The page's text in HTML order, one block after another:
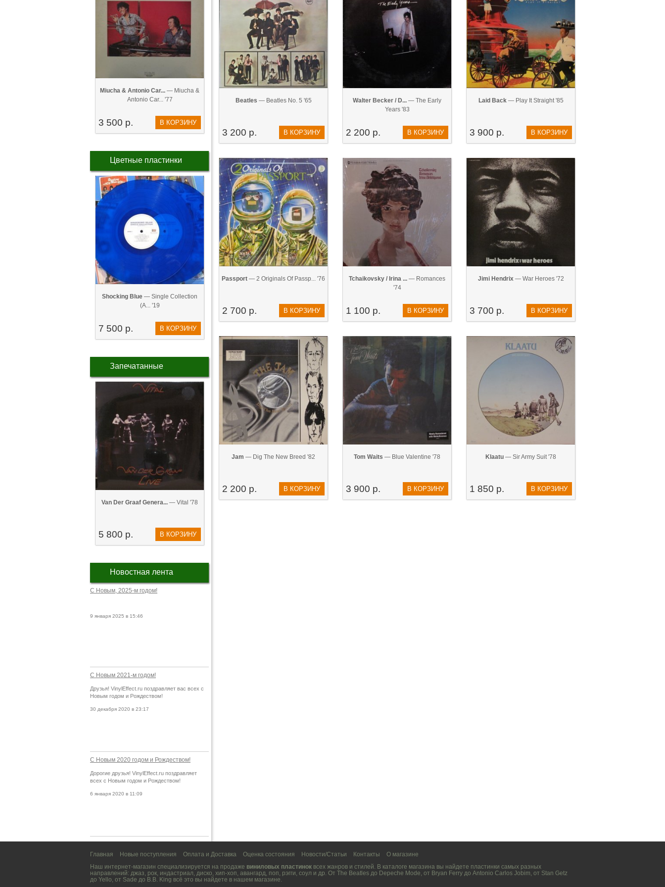
Miucha & Antonio Car... — Miucha &
Antonio Car... '77
3 500 р. В КОРЗИНУ
Цветные пластинки
Shocking Blue — Single Collection
(A... '19
7 500 р. В КОРЗИНУ
Запечатанные
Van Der Graaf Genera... — Vital '78
5 800 р. В КОРЗИНУ
Новостная лента
С Новым, 2025-м годом!
9 января 2025 в 15:46
С Новым 2021-м годом!
Друзья! VinylEffect.ru поздравляет вас всех с
Новым годом и Рождеством!
30 декабря 2020 в 23:17
С Новым 2020 годом и Рождеством!
Дорогие друзья! VinylEffect.ru поздравляет
всех с Новым годом и Рождеством!
6 января 2020 в 11:09
Beatles — Beatles No. 5 '65
3 200 р. В КОРЗИНУ
Walter Becker / ‎D... — The Early
Years '83
2 200 р. В КОРЗИНУ
Laid Back— Play It Straight '85
3 900 р. В КОРЗИНУ
Passport — 2 Originals Of Passp... '76
2 700 р. В КОРЗИНУ
Tchaikovsky / Irina ... — Romances
'74
1 100 р. В КОРЗИНУ
Jimi Hendrix— War Heroes '72
3 700 р. В КОРЗИНУ
Jam — Dig The New Breed '82
2 200 р. В КОРЗИНУ
Tom Waits — Blue Valentine '78
3 900 р. В КОРЗИНУ
Klaatu — Sir Army Suit '78
1 850 р. В КОРЗИНУ
Главная Новые поступления Оплата и Доставка Оценка состояния Новости/Статьи Контакты
О магазине
Наш интернет-магазин специализируется на продаже виниловых пластинок всех жанров и стилей. В каталоге магазина вы найдете пластинки самых разных
направлений: джаз, рок, индастриал, диско, хип-хоп, авангард, поп, рэгги, соул и др. От The Beatles до Depeche Mode, от Bryan Ferry до Antonio Carlos Jobim, от Stan Getz
до Yello, от Sade до B.B. King всё это вы найдете в нашем магазине.